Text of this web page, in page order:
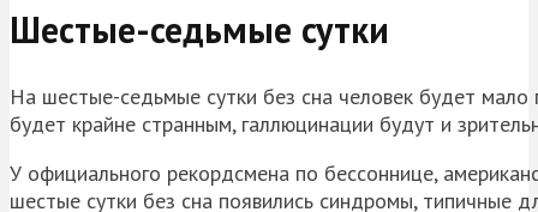
Шестые-седьмые сутки
На шестые-седьмые сутки без сна человек будет
будет крайне странным, галлюцинации будут и
У официального рекордсмена по бессоннице,
шестые сутки без сна появились синдромы, типичные